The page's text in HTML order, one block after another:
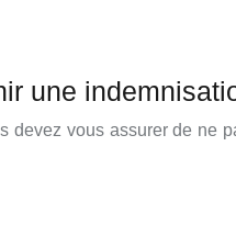
une
vous assurer de ne